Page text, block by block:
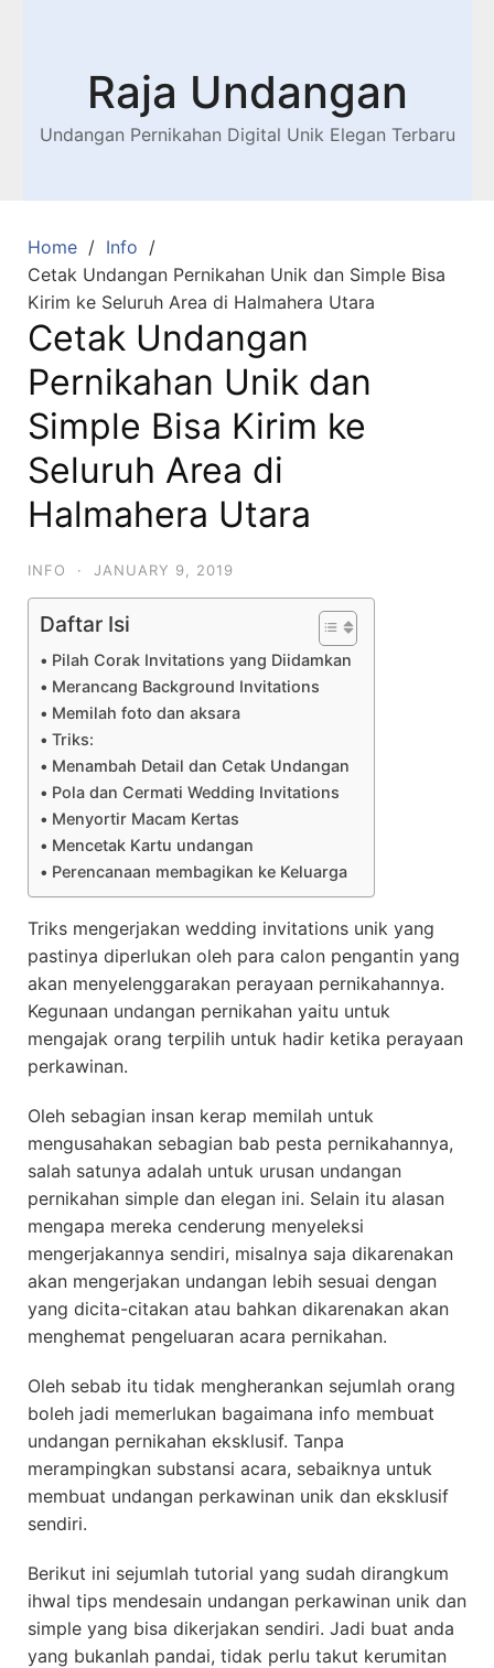
Raja Undangan
Undangan Pernikahan Digital Unik Elegan Terbaru
Home
Info
Cetak Undangan Pernikahan Unik dan Simple Bisa
Kirim ke Seluruh Area di Halmahera Utara
Cetak Undangan
Pernikahan Unik dan
Simple Bisa Kirim ke
Seluruh Area di
Halmahera Utara
INFO · JANUARY 9, 2019
Daftar Isi
Pilah Corak Invitations yang Diidamkan
Merancang Background Invitations
Memilah foto dan aksara
Triks:
Menambah Detail dan Cetak Undangan
Pola dan Cermati Wedding Invitations
Menyortir Macam Kertas
Mencetak Kartu undangan
Perencanaan membagikan ke Keluarga
Triks mengerjakan wedding invitations unik yang
pastinya diperlukan oleh para calon pengantin yang
akan menyelenggarakan perayaan pernikahannya.
Kegunaan undangan pernikahan yaitu untuk
mengajak orang terpilih untuk hadir ketika perayaan
perkawinan.
Oleh sebagian insan kerap memilah untuk
mengusahakan sebagian bab pesta pernikahannya,
salah satunya adalah untuk urusan undangan
pernikahan simple dan elegan ini. Selain itu alasan
mengapa mereka cenderung menyeleksi
mengerjakannya sendiri, misalnya saja dikarenakan
akan mengerjakan undangan lebih sesuai dengan
yang dicita-citakan atau bahkan dikarenakan akan
menghemat pengeluaran acara pernikahan.
Oleh sebab itu tidak mengherankan sejumlah orang
boleh jadi memerlukan bagaimana info membuat
undangan pernikahan eksklusif. Tanpa
merampingkan substansi acara, sebaiknya untuk
membuat undangan perkawinan unik dan eksklusif
sendiri.
Berikut ini sejumlah tutorial yang sudah dirangkum
ihwal tips mendesain undangan perkawinan unik dan
simple yang bisa dikerjakan sendiri. Jadi buat anda
yang bukanlah pandai, tidak perlu takut kerumitan